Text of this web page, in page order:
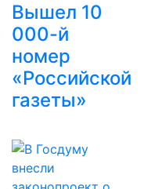
Вышел 10
000-й
номер
«Российской
газеты»